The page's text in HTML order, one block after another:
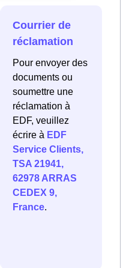
Courrier de
réclamation
Pour envoyer des
documents ou
soumettre une
réclamation à
EDF, veuillez
écrire à EDF
Service Clients,
TSA 21941,
62978 ARRAS
CEDEX 9,
France.